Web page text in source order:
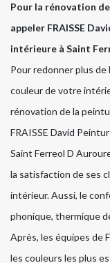
Pour la rénovation
appeler FRAISSE
intérieure à Saint
Pour redonner plus de
couleur de votre
rénovation de la
FRAISSE David
Saint Ferreol D
la satisfaction de ses
intérieur. Aussi, le
phonique, thermique
Après, les équipes de
les couleurs les plus